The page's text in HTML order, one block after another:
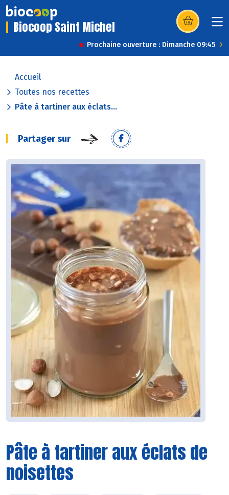
Biocoop Saint Michel (s’ouvre dans
Prochaine ouverture : Dimanche 09:45
Accueil
Toutes nos recettes
Pâte à tartiner aux éclats...
Partager sur
Pâte à tartiner aux éclats de
noisettes